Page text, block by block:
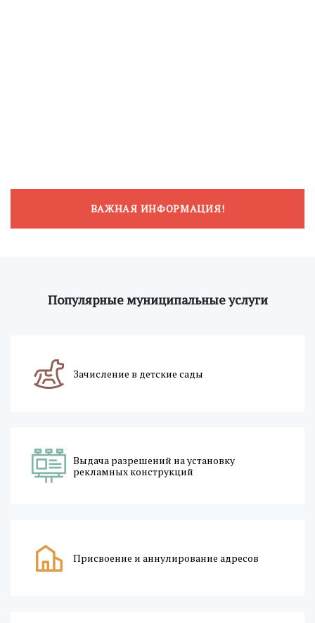
ВАЖНАЯ ИНФОРМАЦИЯ!
Популярные муниципальные услуги
Зачисление в детские сады
Выдача разрешений на установку
рекламных конструкций
Присвоение и аннулирование адресов